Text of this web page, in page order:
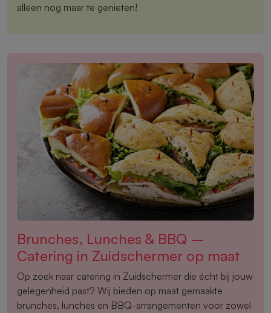
alleen nog maar te genieten!
Brunches, Lunches & BBQ –
Catering in Zuidschermer op maat
Op zoek naar catering in Zuidschermer die écht bij jouw
gelegenheid past? Wij bieden op maat gemaakte
brunches, lunches en BBQ-arrangementen voor zowel